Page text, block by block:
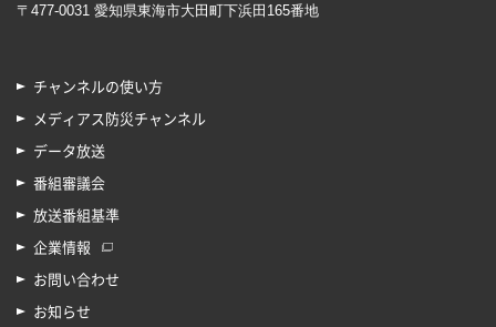
〒477-0031 愛知県東海市大田町下浜田165番地
チャンネルの使い方
メディアス防災チャンネル
データ放送
番組審議会
放送番組基準
企業情報
お問い合わせ
お知らせ